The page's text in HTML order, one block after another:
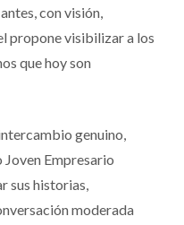
con visión,
propone visibilizar a los
que hoy son
genuino,
Empresario
sus historias,
moderada